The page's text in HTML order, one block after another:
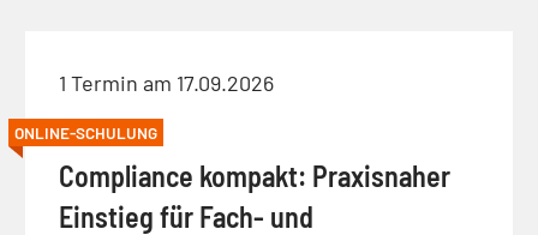
1 Termin am 17.09.2026
ONLINE-SCHULUNG
Compliance kompakt: Praxisnaher
Einstieg für Fach- und